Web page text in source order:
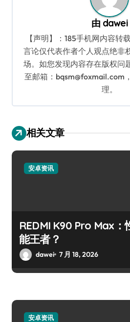
由 dawei
【声明】：185手机网内容转
言论仅代表作者个人观点绝非
场。如您发现内容存在版权问
至邮箱：bqsm@foxmail.com
理。
相关文章
安卓资讯
REDMI K90 Pro Max：
能王者？
dawei 7 月 18, 2026
安卓资讯